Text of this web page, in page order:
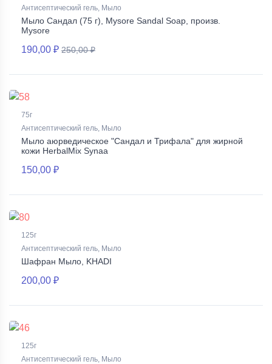
Антисептический гель, Мыло
Мыло Сандал (75 г), Mysore Sandal Soap, произв.
Mysore
190,00 ₽ 250,00 ₽
75г
Антисептический гель, Мыло
Мыло аюрведическое "Сандал и Трифала" для жирной
кожи HerbalMix Synaa
150,00 ₽
125г
Антисептический гель, Мыло
Шафран Мыло, KHADI
200,00 ₽
125г
Антисептический гель, Мыло